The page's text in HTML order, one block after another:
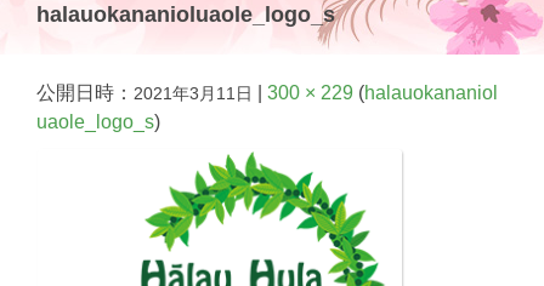
halauokananioluaole_logo_s
公開日時： 2021年3月11日 300 × 229 (halauokananiol
uaole_logo_s)